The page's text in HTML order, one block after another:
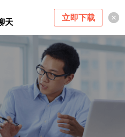
天 立即下载